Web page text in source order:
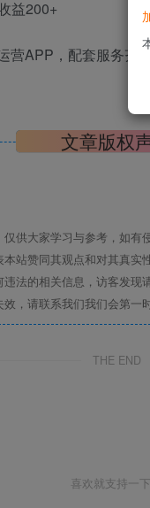
营APP，配套服务齐
文章版权
供大家学习与参考，如有
站赞同其观点和对其真实性
法的相关信息，访客发现
，请联系我们我们会第一时
THE END
喜欢就支持一